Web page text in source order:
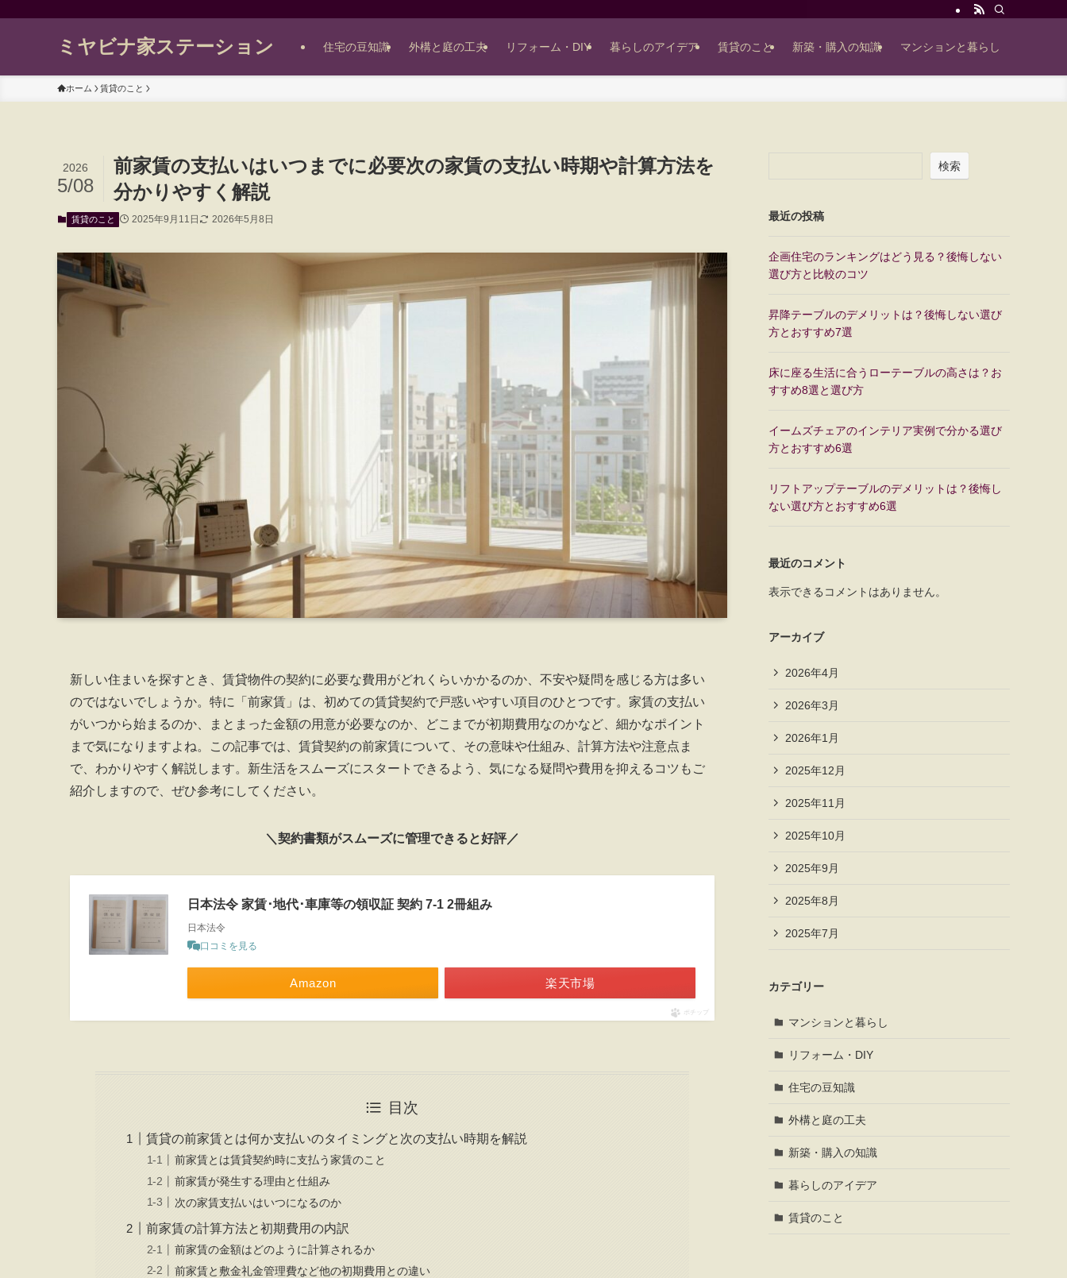
ミヤビナ家ステーション 住宅の豆知識 外構と庭の工夫 リフォーム・DIY 暮らしのアイデア 賃貸のこと 新築・購入の知識 マンションと暮らし
ホーム 賃貸のこと
前家賃の支払いはいつまでに必要次の家賃の支払い時期や計算方法を
分かりやすく解説
2026
5/08
賃貸のこと 2025年9月11日 2026年5月8日
新しい住まいを探すとき、賃貸物件の契約に必要な費用がどれくらいかかるのか、不安や疑問を感じる方は多い
のではないでしょうか。特に「前家賃」は、初めての賃貸契約で戸惑いやすい項目のひとつです。家賃の支払い
がいつから始まるのか、まとまった金額の用意が必要なのか、どこまでが初期費用なのかなど、細かなポイント
まで気になりますよね。この記事では、賃貸契約の前家賃について、その意味や仕組み、計算方法や注意点ま
で、わかりやすく解説します。新生活をスムーズにスタートできるよう、気になる疑問や費用を抑えるコツもご
紹介しますので、ぜひ参考にしてください。
＼契約書類がスムーズに管理できると好評／
日本法令 家賃･地代･車庫等の領収証 契約 7-1 2冊組み
日本法令
口コミを見る
Amazon 楽天市場
ポチップ
目次
賃貸の前家賃とは何か支払いのタイミングと次の支払い時期を解説
前家賃とは賃貸契約時に支払う家賃のこと
前家賃が発生する理由と仕組み
次の家賃支払いはいつになるのか
前家賃の計算方法と初期費用の内訳
前家賃の金額はどのように計算されるか
前家賃と敷金礼金管理費など他の初期費用との違い
検索
最近の投稿
企画住宅のランキングはどう見る？後悔しない
選び方と比較のコツ
昇降テーブルのデメリットは？後悔しない選び
方とおすすめ7選
床に座る生活に合うローテーブルの高さは？お
すすめ8選と選び方
イームズチェアのインテリア実例で分かる選び
方とおすすめ6選
リフトアップテーブルのデメリットは？後悔し
ない選び方とおすすめ6選
最近のコメント
表示できるコメントはありません。
アーカイブ
2026年4月
2026年3月
2026年1月
2025年12月
2025年11月
2025年10月
2025年9月
2025年8月
2025年7月
カテゴリー
マンションと暮らし
リフォーム・DIY
住宅の豆知識
外構と庭の工夫
新築・購入の知識
暮らしのアイデア
賃貸のこと